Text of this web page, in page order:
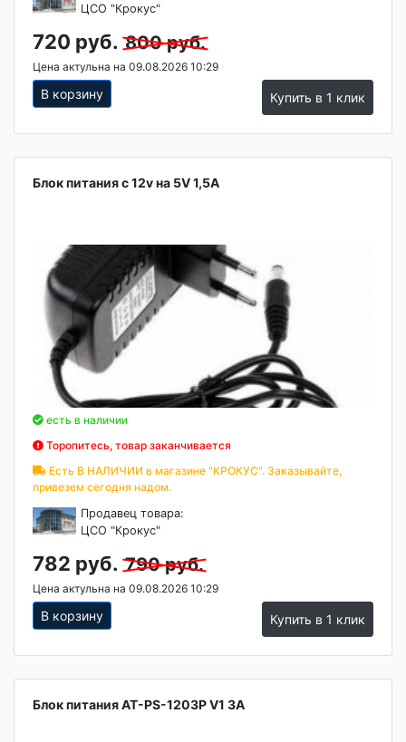
ЦСО "Крокус"
720 руб. 800 руб.
Цена актульна на 09.08.2026 10:29
В корзину Купить в 1 клик
Блок питания с 12v на 5V 1,5A
есть в наличии
Торопитесь, товар заканчивается
Есть В НАЛИЧИИ в магазине "КРОКУС". Заказывайте,
привезем сегодня надом.
Продавец товара:
ЦСО "Крокус"
782 руб. 790 руб.
Цена актульна на 09.08.2026 10:29
В корзину Купить в 1 клик
Блок питания AT-PS-1203P V1 3A